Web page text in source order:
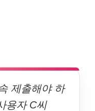
제출해야 하
용자 C씨